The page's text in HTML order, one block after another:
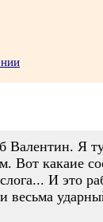
Валентин. Я
Вот какаие
И это
весьма